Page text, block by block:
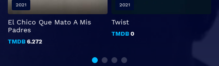
El Chico Que Mato A Mis
Padres
TMDB 6.272
2021
Twist
TMDB 0
2021